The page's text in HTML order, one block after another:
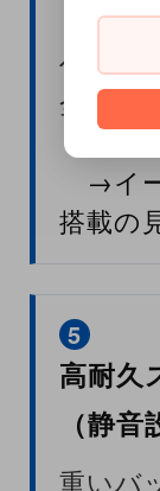
もち
付いて
全対応
→イ
搭載の
5
高耐久
（静音
重いバ